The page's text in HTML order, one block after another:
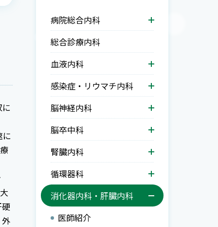
病院総合内科
総合診療内科
血液内科
感染症・リウマチ内科
脳神経内科
脳卒中科
腎臓内科
循環器科
消化器内科・肝臓内科
医師紹介